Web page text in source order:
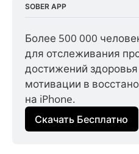
SOBER APP
Более 500 000
для отслеживания
достижений
мотивации в
на iPhone.
Скачать Бесплатно